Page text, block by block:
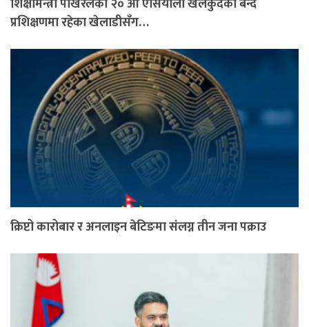
प्रशिक्षणमा रहेका खेलाडीसँग…
क्रिप्टो कारोबार र अनलाइन बेटिङमा संलग्न तीन जना पक्राउ